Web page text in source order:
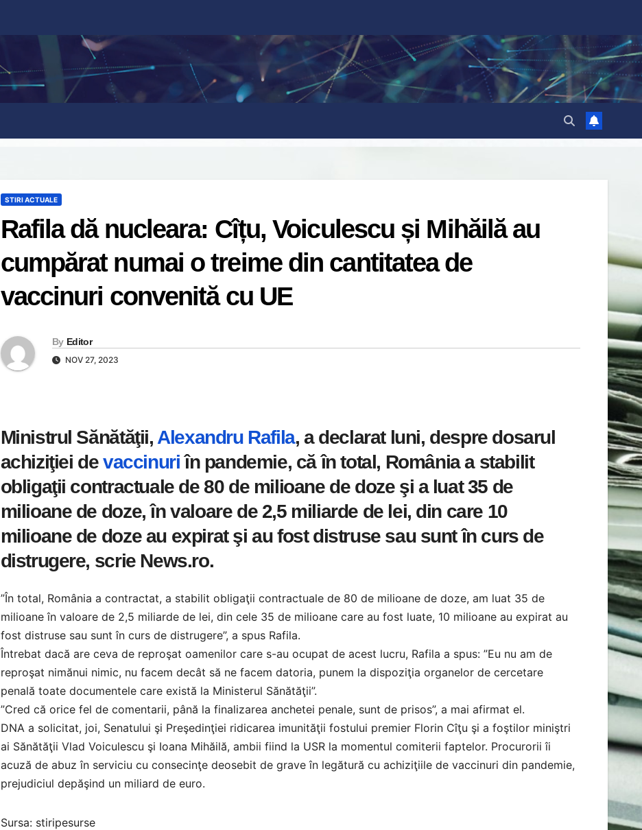
STIRI ACTUALE
Rafila dă nucleara: Cîțu, Voiculescu și Mihăilă au
cumpărat numai o treime din cantitatea de
vaccinuri convenită cu UE
By Editor
NOV 27, 2023
Ministrul Sănătăţii,Alexandru Rafila, a declarat luni, despre dosarul
achiziţiei devaccinuriîn pandemie, că în total, România a stabilit
obligaţii contractuale de 80 de milioane de doze şi a luat 35 de
milioane de doze, în valoare de 2,5 miliarde de lei, din care 10
milioane de doze au expirat şi au fost distruse sau sunt în curs de
distrugere, scrie News.ro.
”În total, România a contractat, a stabilit obligaţii contractuale de 80 de milioane de doze, am luat 35 de
milioane în valoare de 2,5 miliarde de lei, din cele 35 de milioane care au fost luate, 10 milioane au expirat au
fost distruse sau sunt în curs de distrugere”, a spus Rafila.
Întrebat dacă are ceva de reproşat oamenilor care s-au ocupat de acest lucru, Rafila a spus: ”Eu nu am de
reproşat nimănui nimic, nu facem decât să ne facem datoria, punem la dispoziţia organelor de cercetare
penală toate documentele care există la Ministerul Sănătăţii”.
”Cred că orice fel de comentarii, până la finalizarea anchetei penale, sunt de prisos”, a mai afirmat el.
DNA a solicitat, joi, Senatului şi Preşedinţiei ridicarea imunităţii fostului premier Florin Cîţu şi a foştilor miniştri
ai Sănătăţii Vlad Voiculescu şi Ioana Mihăilă, ambii fiind la USR la momentul comiterii faptelor. Procurorii îi
acuză de abuz în serviciu cu consecinţe deosebit de grave în legătură cu achiziţiile de vaccinuri din pandemie,
prejudiciul depăşind un miliard de euro.
Sursa: stiripesurse